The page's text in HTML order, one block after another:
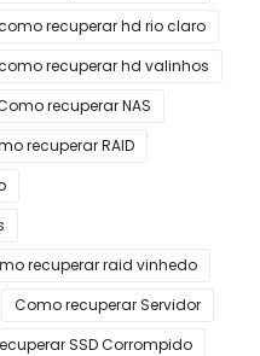
recuperar hd rio claro
recuperar hd valinhos
recuperar NAS
recuperar RAID
recuperar raid vinhedo
Como recuperar Servidor
SSD Corrompido